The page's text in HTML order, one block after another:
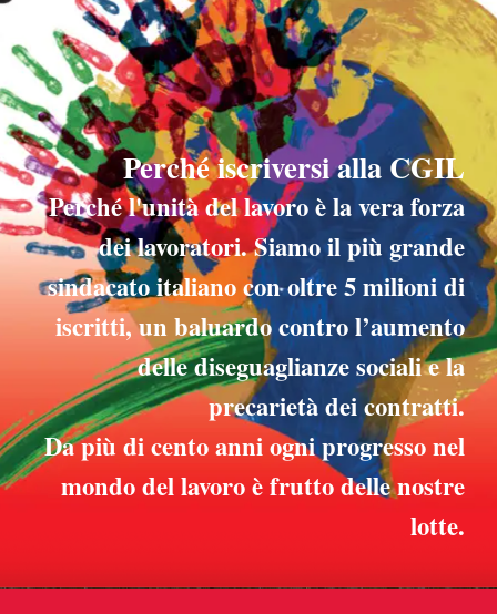
Perché iscriversi alla CGIL
Perché l'unità del lavoro è la vera forza
dei lavoratori. Siamo il più grande
sindacato italiano con oltre 5 milioni di
iscritti, un baluardo contro l’aumento
delle diseguaglianze sociali e la
precarietà dei contratti.
Da più di cento anni ogni progresso nel
mondo del lavoro è frutto delle nostre
lotte.